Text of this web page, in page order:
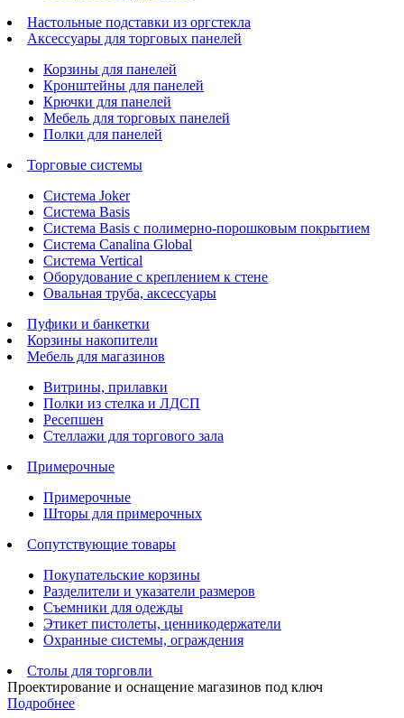
Настольные подставки из оргстекла
Аксессуары для торговых панелей
Корзины для панелей
Кронштейны для панелей
Крючки для панелей
Мебель для торговых панелей
Полки для панелей
Торговые системы
Система Joker
Система Basis
Система Basis с полимерно-порошковым покрытием
Система Canalina Global
Система Vertical
Оборудование с креплением к стене
Овальная труба, аксессуары
Пуфики и банкетки
Корзины накопители
Мебель для магазинов
Витрины, прилавки
Полки из стелка и ЛДСП
Ресепшен
Стеллажи для торгового зала
Примерочные
Примерочные
Шторы для примерочных
Сопутствующие товары
Покупательские корзины
Разделители и указатели размеров
Съемники для одежды
Этикет пистолеты, ценникодержатели
Охранные системы, ограждения
Столы для торговли
Проектирование и оснащение магазинов под ключ
Подробнее